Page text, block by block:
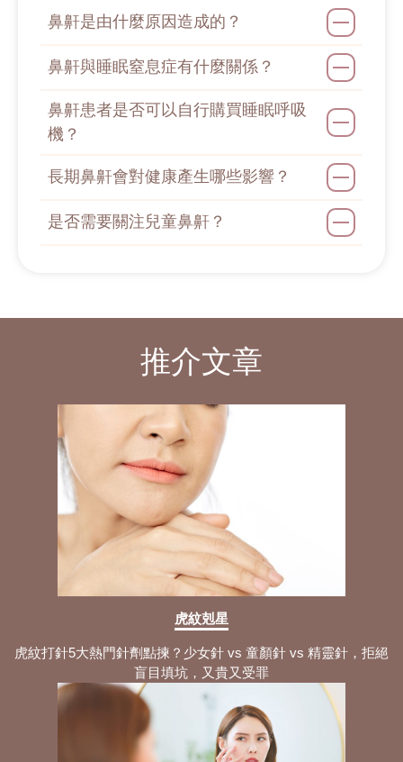
攻略與步驟 用對才有效！
產品推薦 附上選購指南！
時須知的注意事項！
鼻鼾槍有冇用？拆分4大鼻鼾問題嚴重程
最快解決鼻塞方法：先了解5大鼻塞原因
+居家與專業方案分享！
睡眠呼吸機推介：5款香港熱門商品+應
用方式與性價比拆解！
類型+4大使用呼吸機訣竅！
日本鼻鼾枕頭：5大超人氣枕頭商品性價
比+全方位使用指南剖析！
打鼻鼾枕頭挑選：須知的優勢+最全用法
與6大睡眠攻略分享！
如何改善鼻敏感？需認知的5大常見徵狀
+舒緩與解決方法！
側睡鼻鼾最全攻略：3大鼻鼾成因+睡姿
調整與止鼻鼾方法拆解！
鼻鼾貼原理：認知3大產品種類+止鼻鼾
貼使用步驟與注意事項！
鹽水洗鼻方法：拆解5大步驟與最全注意
事項 洗對了才能緩解症狀！
自製鹽水洗鼻：盤點3大適用症狀+洗鼻
鼻鼾是由什麼原因造成的？
鼻鼾與睡眠窒息症有什麼關係？
鼻鼾患者是否可以自行購買睡眠呼吸
機？
長期鼻鼾會對健康產生哪些影響？
是否需要關注兒童鼻鼾？
推介文章
虎紋剋星
虎紋打針5大熱門針劑點揀？少女針 vs 童顏針 vs 精靈針，拒絕
盲目填坑，又貴又受罪